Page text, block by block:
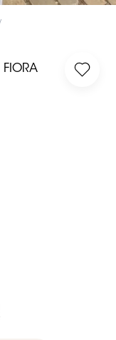
FIORA Log